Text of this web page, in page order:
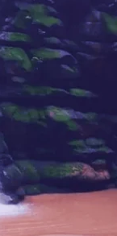
Vídeo Aulas
Motion